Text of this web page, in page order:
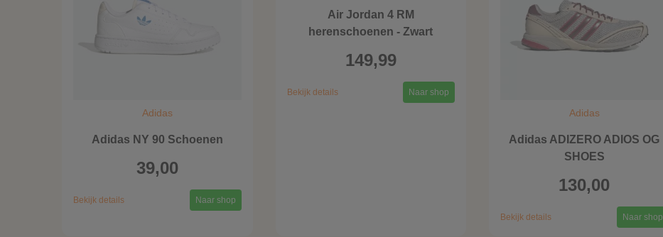
Adidas
Adidas NY 90 Schoenen
39,00
Bekijk details Naar shop
Air Jordan 4 RM
herenschoenen - Zwart
149,99
Bekijk details Naar shop
Adidas
Adidas ADIZERO ADIOS OG
SHOES
130,00
Bekijk details Naar shop